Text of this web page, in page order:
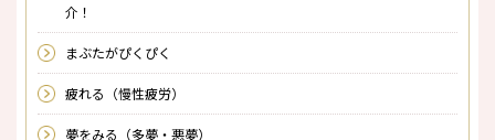
介！
まぶたがぴくぴく
疲れる（慢性疲労）
夢をみる（多夢・悪夢）